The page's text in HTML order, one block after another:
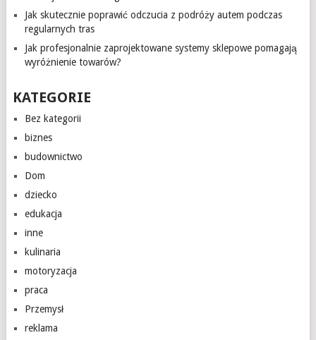
Jak skutecznie poprawić odczucia z podróży autem podczas
regularnych tras
Jak profesjonalnie zaprojektowane systemy sklepowe pomagają
wyróżnienie towarów?
KATEGORIE
Bez kategorii
biznes
budownictwo
Dom
dziecko
edukacja
inne
kulinaria
motoryzacja
praca
Przemysł
reklama